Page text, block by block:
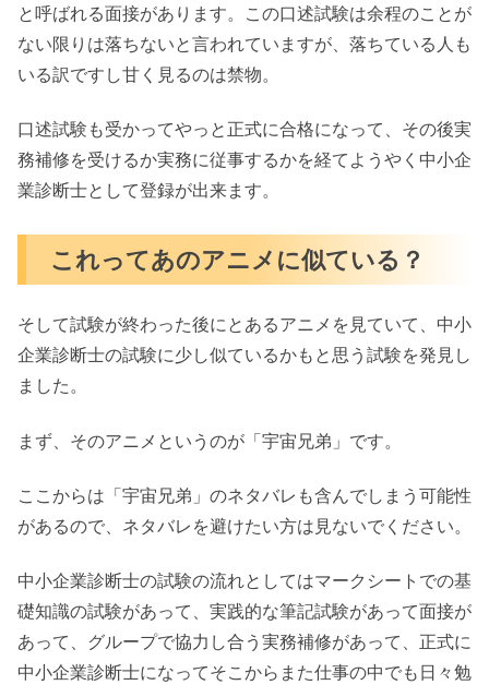
と呼ばれる面接があります。この口述試験は余程のことが
ない限りは落ちないと言われていますが、落ちている人も
いる訳ですし甘く見るのは禁物。
口述試験も受かってやっと正式に合格になって、その後実
務補修を受けるか実務に従事するかを経てようやく中小企
業診断士として登録が出来ます。
これってあのアニメに似ている？
そして試験が終わった後にとあるアニメを見ていて、中小
企業診断士の試験に少し似ているかもと思う試験を発見し
ました。
まず、そのアニメというのが「宇宙兄弟」です。
ここからは「宇宙兄弟」のネタバレも含んでしまう可能性
があるので、ネタバレを避けたい方は見ないでください。
中小企業診断士の試験の流れとしてはマークシートでの基
礎知識の試験があって、実践的な筆記試験があって面接が
あって、グループで協力し合う実務補修があって、正式に
中小企業診断士になってそこからまた仕事の中でも日々勉